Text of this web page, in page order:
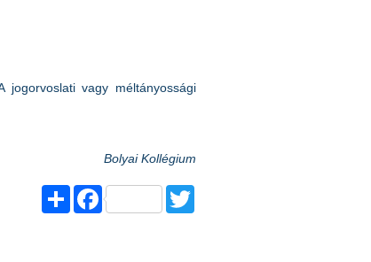
vagy méltányossági
Bolyai Kollégium
Share Facebook